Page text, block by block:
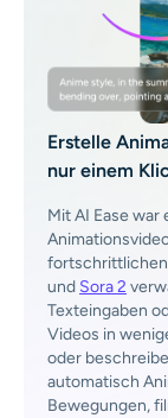
Video-
Erstelle
nur einem
Mit AI Ease
und Sora 2
Texteingaben
Videos in
oder
automatisch
Bewegungen,